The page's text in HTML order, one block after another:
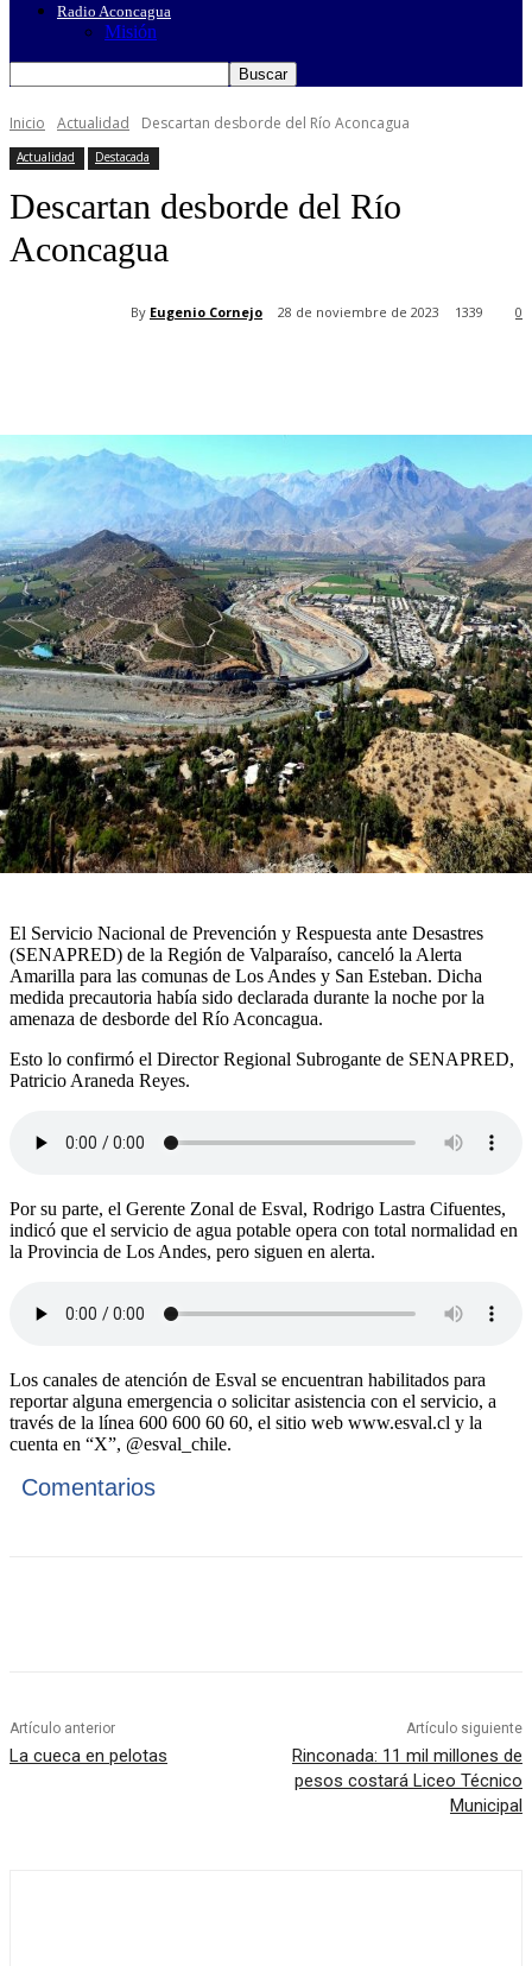
Radio Aconcagua
Misión
Inicio Actualidad Descartan desborde del Río Aconcagua
Actualidad Destacada
Descartan desborde del Río
Aconcagua
By Eugenio Cornejo 28 de noviembre de 2023 0
1339
El Servicio Nacional de Prevención y Respuesta ante Desastres
(SENAPRED) de la Región de Valparaíso, canceló la Alerta
Amarilla para las comunas de Los Andes y San Esteban. Dicha
medida precautoria había sido declarada durante la noche por la
amenaza de desborde del Río Aconcagua.
Esto lo confirmó el Director Regional Subrogante de SENAPRED,
Patricio Araneda Reyes.
Por su parte, el Gerente Zonal de Esval, Rodrigo Lastra Cifuentes,
indicó que el servicio de agua potable opera con total normalidad en
la Provincia de Los Andes, pero siguen en alerta.
Los canales de atención de Esval se encuentran habilitados para
reportar alguna emergencia o solicitar asistencia con el servicio, a
través de la línea 600 600 60 60, el sitio web www.esval.cl y la
cuenta en “X”, @esval_chile.
Comentarios
Artículo anterior
La cueca en pelotas
Artículo siguiente
Rinconada: 11 mil millones de
pesos costará Liceo Técnico
Municipal